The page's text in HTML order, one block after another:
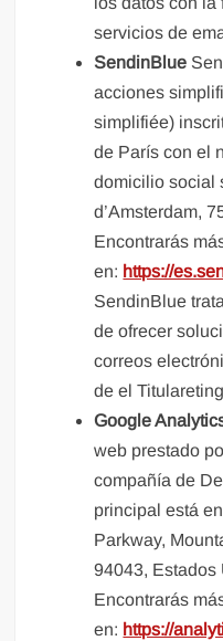
servicios de
SendinBlue
acciones
simplifiée)
de París con el
domicilio social
d’Amsterdam,
Encontrarás
en: https://
SendinBlue
de ofrecer
correos
de el
Google
web prestado
compañía de
principal está
Parkway,
94043, Estados
Encontrarás
en: https://